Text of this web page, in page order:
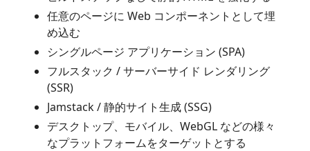
任意のページに Web コンポーネントとして埋
め込む
シングルページ アプリケーション (SPA)
フルスタック / サーバーサイド レンダリング
(SSR)
Jamstack / 静的サイト生成 (SSG)
デスクトップ、モバイル、WebGL などの様々
なプラットフォームをターゲットとする